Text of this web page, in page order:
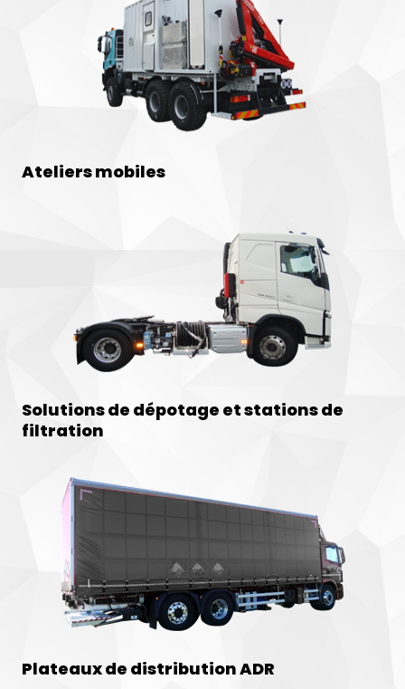
Ateliers mobiles
Solutions de dépotage et stations de
filtration
Plateaux de distribution ADR